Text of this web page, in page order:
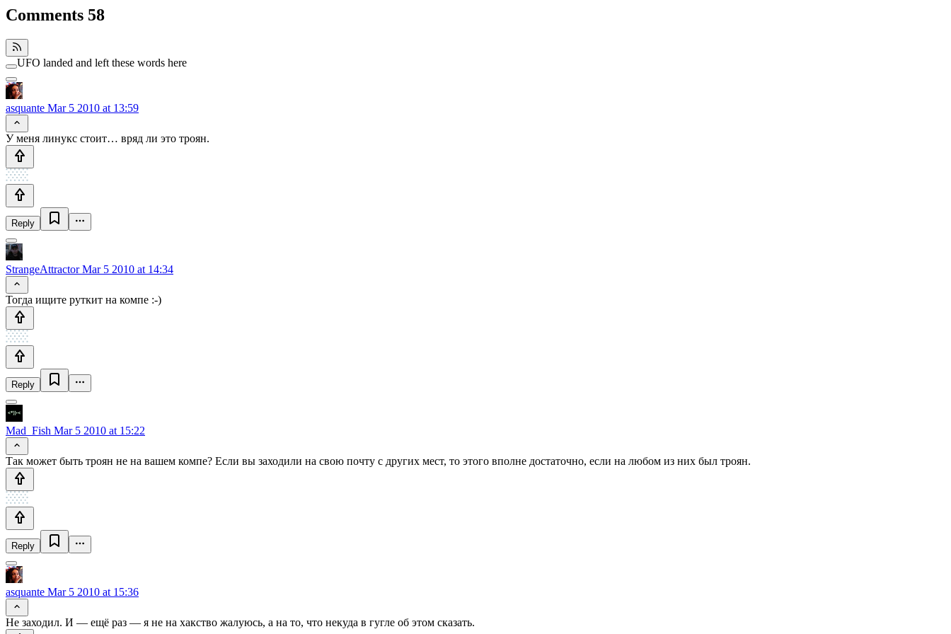
Comments 58
UFO landed and left these words here
asquante Mar 5 2010 at 13:59
У меня линукс стоит… вряд ли это троян.
Reply
StrangeAttractorMar 5 2010 at 14:34
Тогда ищите руткит на компе :-)
Reply
Mad_Fish Mar 5 2010 at 15:22
Так может быть троян не на вашем компе? Если вы заходили на свою почту с других мест, то этого вполне достаточно, если на любом из них был троян.
Reply
asquante Mar 5 2010 at 15:36
Не заходил. И — ещё раз — я не на хакство жалуюсь, а на то, что некуда в гугле об этом сказать.